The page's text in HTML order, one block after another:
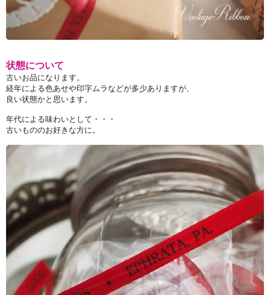
状態について
古いお品になります。
経年による色あせや印字ムラなどが多少ありますが、
良い状態かと思います。
年代による味わいとして・・・
古いもののお好きな方に。